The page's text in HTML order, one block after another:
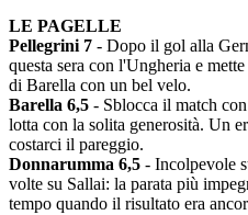
LE PAGELLE
Pellegrini 7 - Dopo il gol alla
questa sera con l'Ungheria e
di Barella con un bel velo.
Barella 6,5 - Sblocca il match
lotta con la solita generosità. Un
costarci il pareggio.
Donnarumma 6,5 - Incolpevole
volte su Sallai: la parata più
tempo quando il risultato era